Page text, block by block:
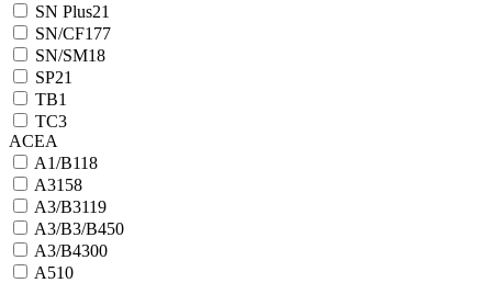
SN Plus21
SN/CF177
SN/SM18
SP21
TB1
TC3
ACEA
A1/B118
A3158
A3/B3119
A3/B3/B450
A3/B4300
A510